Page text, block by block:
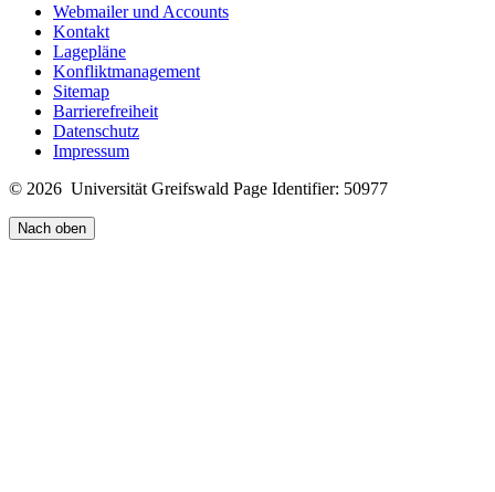
Webmailer und Accounts
Kontakt
Lagepläne
Konfliktmanagement
Sitemap
Barrierefreiheit
Datenschutz
Impressum
© 2026 Universität Greifswald Page Identifier: 50977
Nach oben